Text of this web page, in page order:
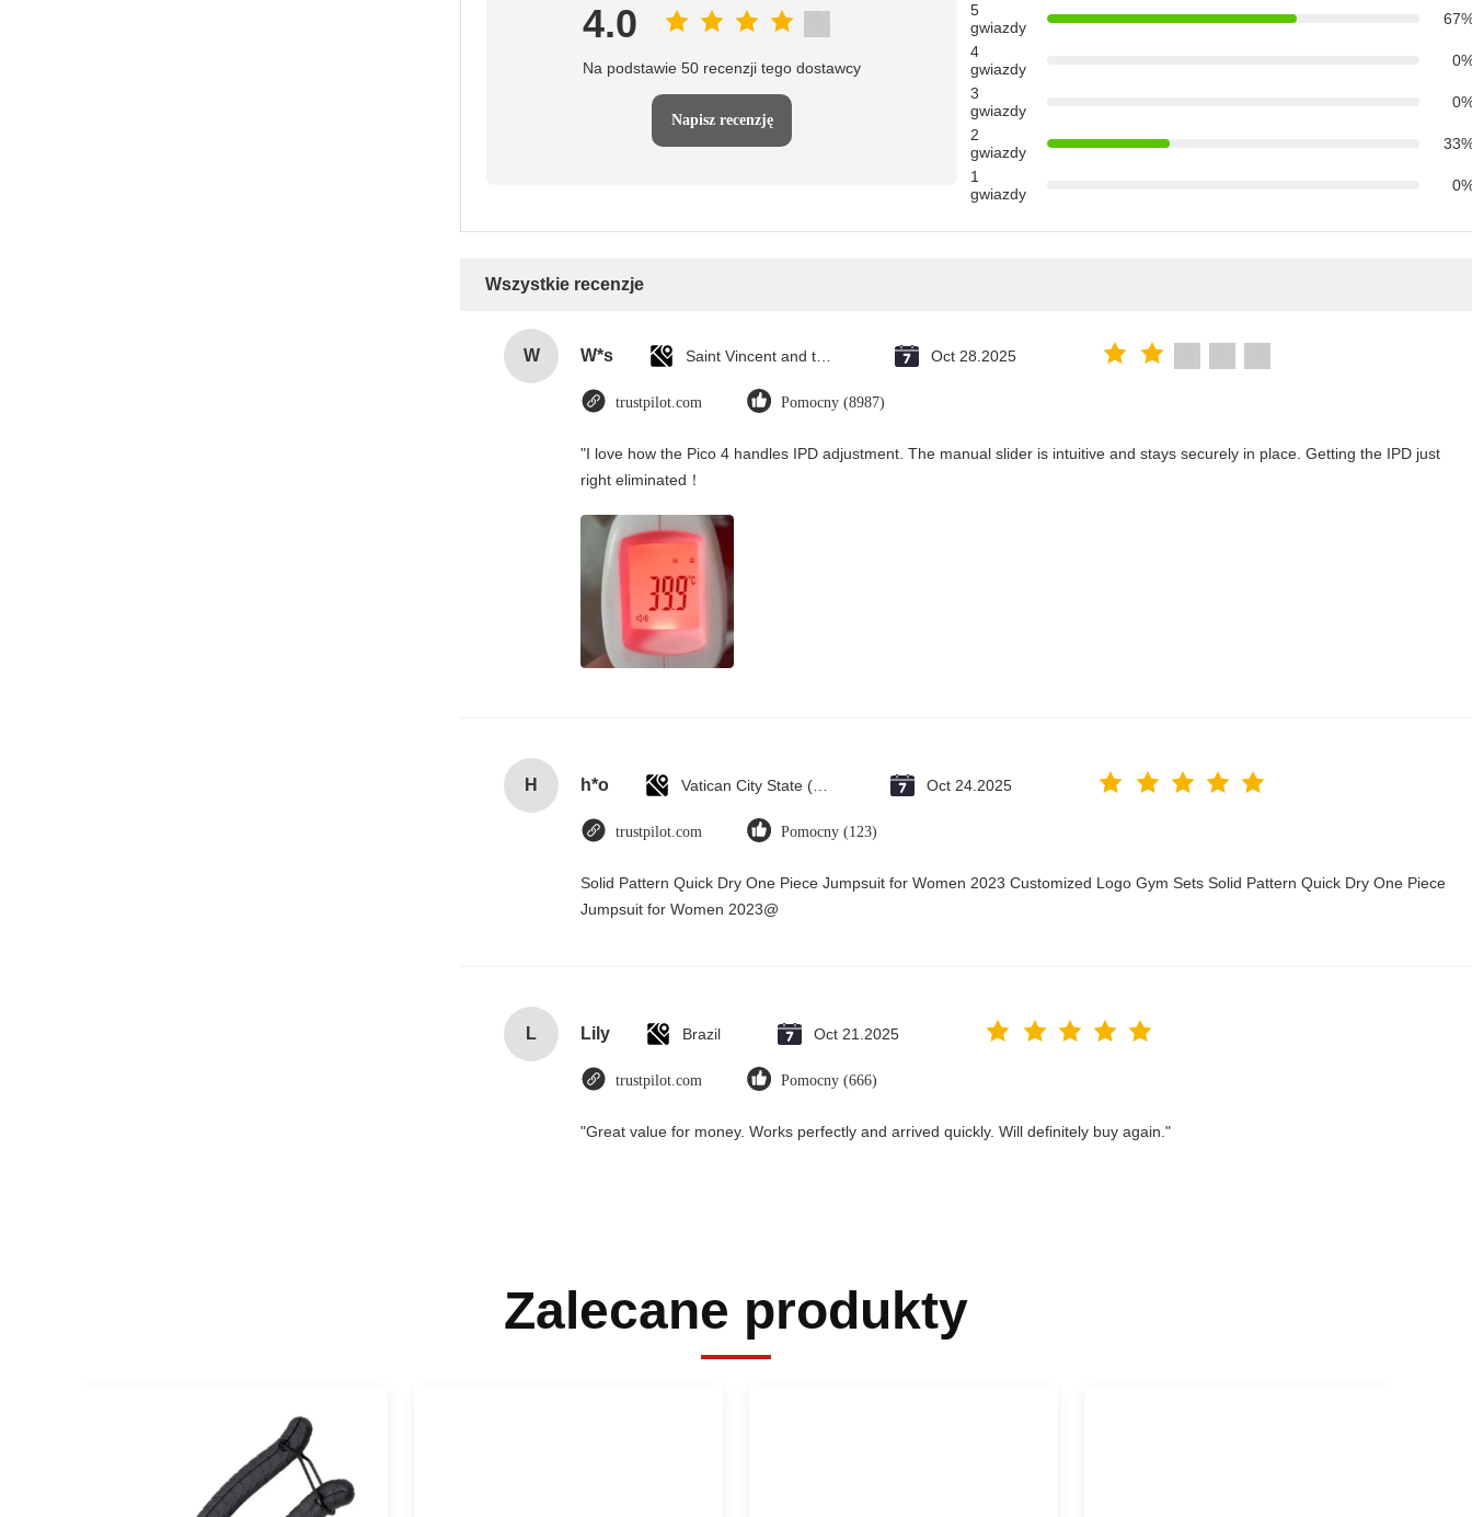
4.0
Na podstawie 50 recenzji tego dostawcy
Napisz recenzję
5
gwiazdy
4
gwiazdy
3
gwiazdy
2
gwiazdy
1
gwiazdy
Wszystkie recenzje
W W*s Oct 28.2025
trustpilot.com Pomocny (8987)
"I love how the Pico 4 handles IPD adjustment. The manual slider is intuitive and stays securely in place. Getting the IPD just
right eliminated！
H h*o Oct 24.2025
trustpilot.com Pomocny (123)
Solid Pattern Quick Dry One Piece Jumpsuit for Women 2023 Customized Logo Gym Sets Solid Pattern Quick Dry One Piece
Jumpsuit for Women 2023@
L Lily Brazil Oct 21.2025
trustpilot.com Pomocny (666)
"Great value for money. Works perfectly and arrived quickly. Will definitely buy again."
Zalecane produkty